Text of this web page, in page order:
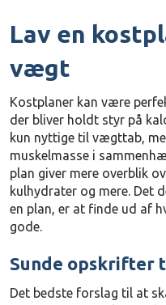
Lav en
vægt
Kostplaner kan være
der bliver holdt styr på
kun nyttige til vægttab,
muskelmasse i
plan giver mere overblik
kulhydrater og mere. Det
en plan, er at finde ud af
gode.
Sunde opskrifter
Det bedste forslag til at